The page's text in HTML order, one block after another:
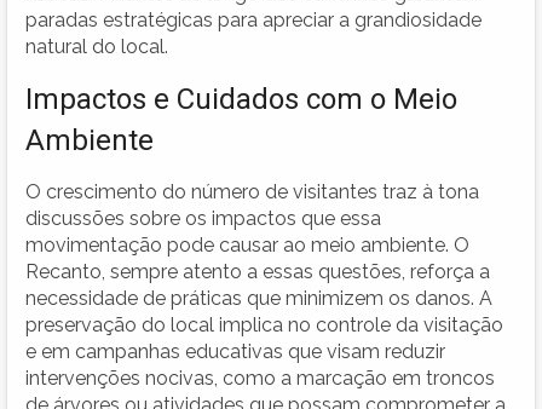
paradas estratégicas para apreciar a grandiosidade
natural do local.
Impactos e Cuidados com o Meio
Ambiente
O crescimento do número de visitantes traz à tona
discussões sobre os impactos que essa
movimentação pode causar ao meio ambiente. O
Recanto, sempre atento a essas questões, reforça a
necessidade de práticas que minimizem os danos. A
preservação do local implica no controle da visitação
e em campanhas educativas que visam reduzir
intervenções nocivas, como a marcação em troncos
de árvores ou atividades que possam comprometer a